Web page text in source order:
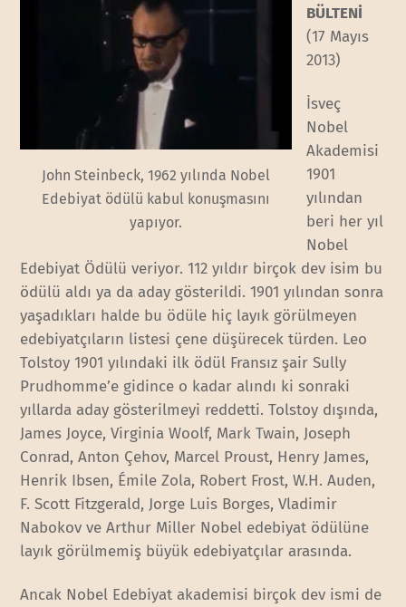
John Steinbeck, 1962 yılında Nobel
Edebiyat ödülü kabul konuşmasını
yapıyor.
BÜLTENİ
(17 Mayıs
2013)
İsveç
Nobel
Akademisi
1901
yılından
beri her yıl
Nobel
Edebiyat Ödülü veriyor. 112 yıldır birçok dev isim bu
ödülü aldı ya da aday gösterildi. 1901 yılından sonra
yaşadıkları halde bu ödüle hiç layık görülmeyen
edebiyatçıların listesi çene düşürecek türden. Leo
Tolstoy 1901 yılındaki ilk ödül Fransız şair Sully
Prudhomme’e gidince o kadar alındı ki sonraki
yıllarda aday gösterilmeyi reddetti. Tolstoy dışında,
James Joyce, Virginia Woolf, Mark Twain, Joseph
Conrad, Anton Çehov, Marcel Proust, Henry James,
Henrik Ibsen, Émile Zola, Robert Frost, W.H. Auden,
F. Scott Fitzgerald, Jorge Luis Borges, Vladimir
Nabokov ve Arthur Miller Nobel edebiyat ödülüne
layık görülmemiş büyük edebiyatçılar arasında.
Ancak Nobel Edebiyat akademisi birçok dev ismi de